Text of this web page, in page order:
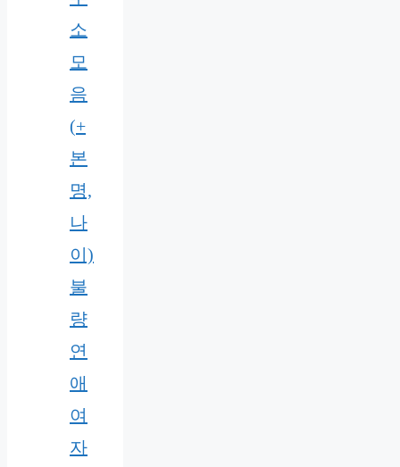
소
모
음
(+
본
명,
나
이)
불
량
연
애
여
자